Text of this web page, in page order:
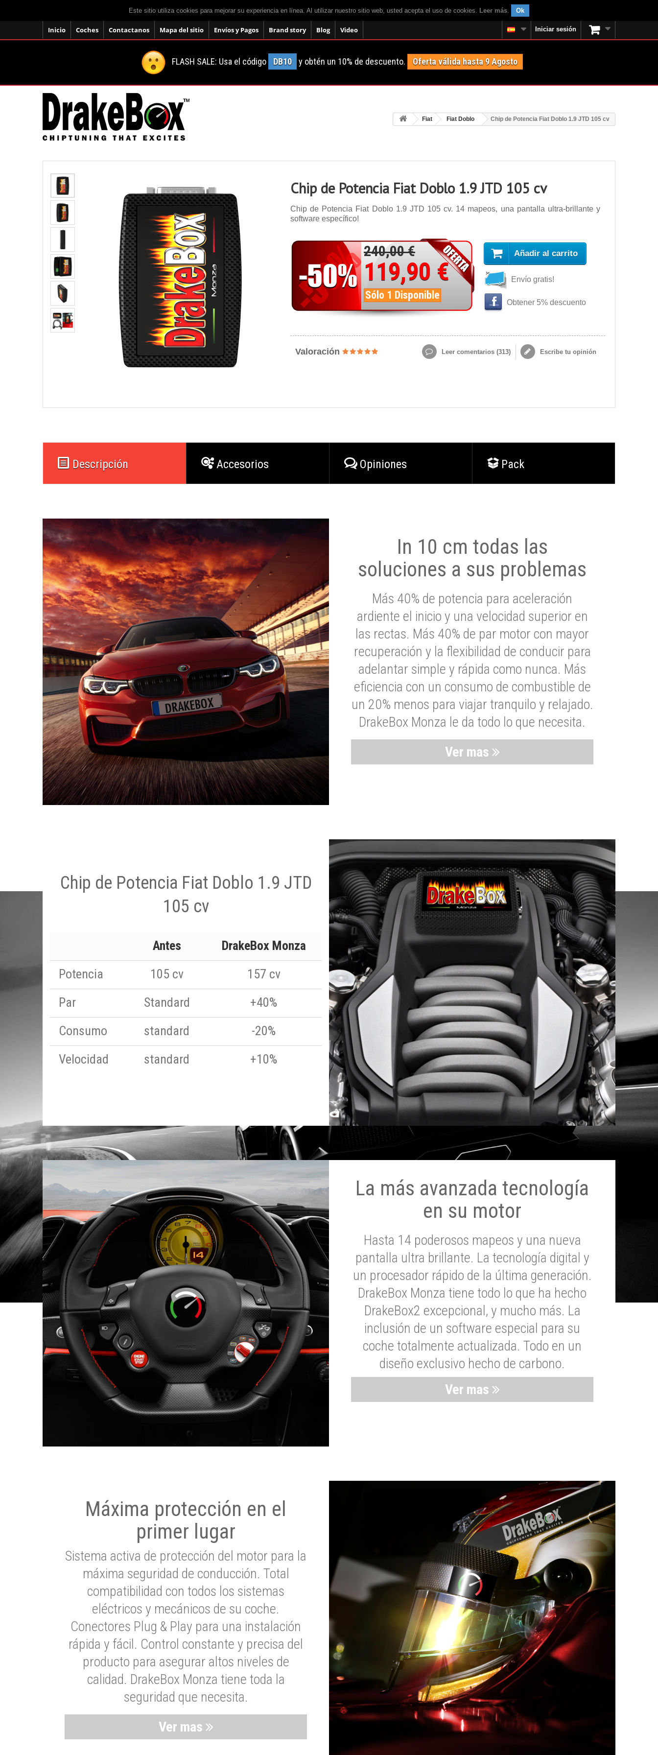
Este sitio utiliza cookies para mejorar su experiencia en línea. Al utilizar nuestro sitio web, usted acepta el uso de cookies. Leer más. Ok
Inicio Coches Contactanos Mapa del sitio Envíos y Pagos Brand story Blog Video Iniciar sesión
FLASH SALE: Usa el código DB10 y obtén un 10% de descuento. Oferta válida hasta 9 Agosto
Fiat Fiat Doblo Chip de Potencia Fiat Doblo 1.9 JTD 105 cv
Chip de Potencia Fiat Doblo 1.9 JTD 105 cv
Chip de Potencia Fiat Doblo 1.9 JTD 105 cv. 14 mapeos, una pantalla ultra-brillante y
software específico!
240,00 €
119,90 €
Sólo 1 Disponible
Añadir al carrito
Envío gratis!
Obtener 5% descuento
Valoración Leer comentarios (313) Escribe tu opinión
Descripción Accesorios Opiniones Pack
In 10 cm todas las
soluciones a sus problemas
Más 40% de potencia para aceleración
ardiente el inicio y una velocidad superior en
las rectas. Más 40% de par motor con mayor
recuperación y la flexibilidad de conducir para
adelantar simple y rápida como nunca. Más
eficiencia con un consumo de combustible de
un 20% menos para viajar tranquilo y relajado.
DrakeBox Monza le da todo lo que necesita.
Ver mas
Chip de Potencia Fiat Doblo 1.9 JTD
105 cv
Antes
DrakeBox Monza
Potencia
105 cv
157 cv
Par
Standard
+40%
Consumo
standard
-20%
Velocidad
standard +10%
La más avanzada tecnología
en su motor
Hasta 14 poderosos mapeos y una nueva
pantalla ultra brillante. La tecnología digital y
un procesador rápido de la última generación.
DrakeBox Monza tiene todo lo que ha hecho
DrakeBox2 excepcional, y mucho más. La
inclusión de un software especial para su
coche totalmente actualizada. Todo en un
diseño exclusivo hecho de carbono.
Ver mas
Máxima protección en el
primer lugar
Sistema activa de protección del motor para la
máxima seguridad de conducción. Total
compatibilidad con todos los sistemas
eléctricos y mecánicos de su coche.
Conectores Plug & Play para una instalación
rápida y fácil. Control constante y precisa del
producto para asegurar altos niveles de
calidad. DrakeBox Monza tiene toda la
seguridad que necesita.
Ver mas